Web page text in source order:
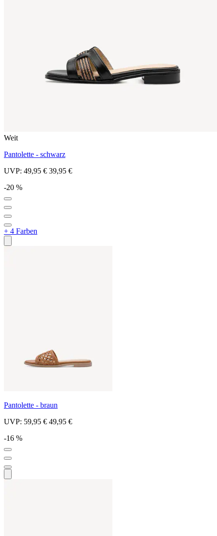
Weit
Pantolette - schwarz
UVP: 49,95 € 39,95 €
-20 %
+ 4 Farben
Pantolette - braun
UVP: 59,95 € 49,95 €
-16 %